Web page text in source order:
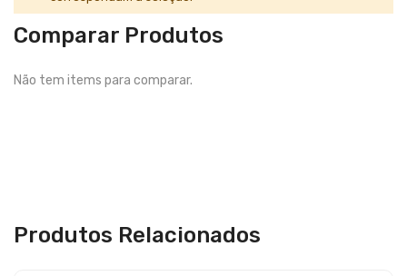
Comparar Produtos
Não tem items para comparar.
Produtos Relacionados